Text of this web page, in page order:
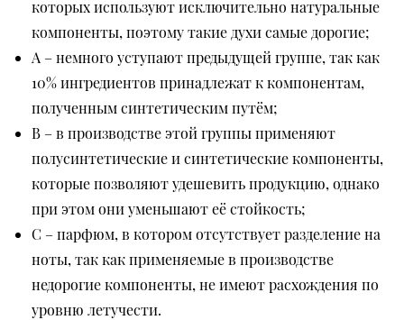
которых используют исключительно натуральные
компоненты, поэтому такие духи самые дорогие;
A – немного уступают предыдущей группе, так как
10% ингредиентов принадлежат к компонентам,
полученным синтетическим путём;
B – в производстве этой группы применяют
полусинтетические и синтетические компоненты,
которые позволяют удешевить продукцию, однако
при этом они уменьшают её стойкость;
C – парфюм, в котором отсутствует разделение на
ноты, так как применяемые в производстве
недорогие компоненты, не имеют расхождения по
уровню летучести.